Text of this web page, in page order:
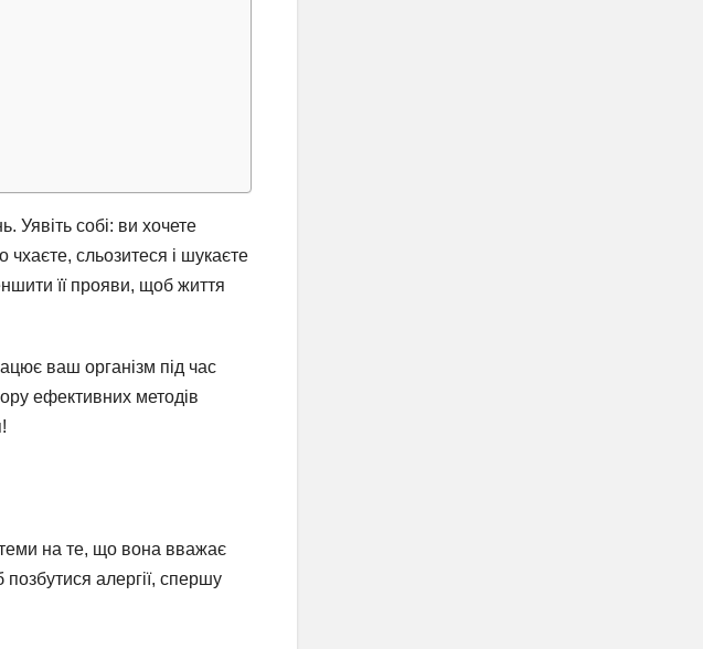
Уявіть собі: ви хочете
чхаєте, сльозитеся і шукаєте
її прояви, щоб життя
ваш організм під час
ефективних методів
на те, що вона вважає
алергії, спершу